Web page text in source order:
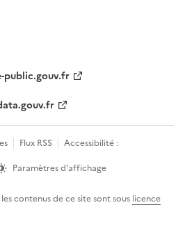
public.gouv.fr
Flux RSS
Accessibilité :
Paramètres d'affichage
contenus de ce site sont sous licence